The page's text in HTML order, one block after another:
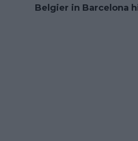
Belgier in Barcelona